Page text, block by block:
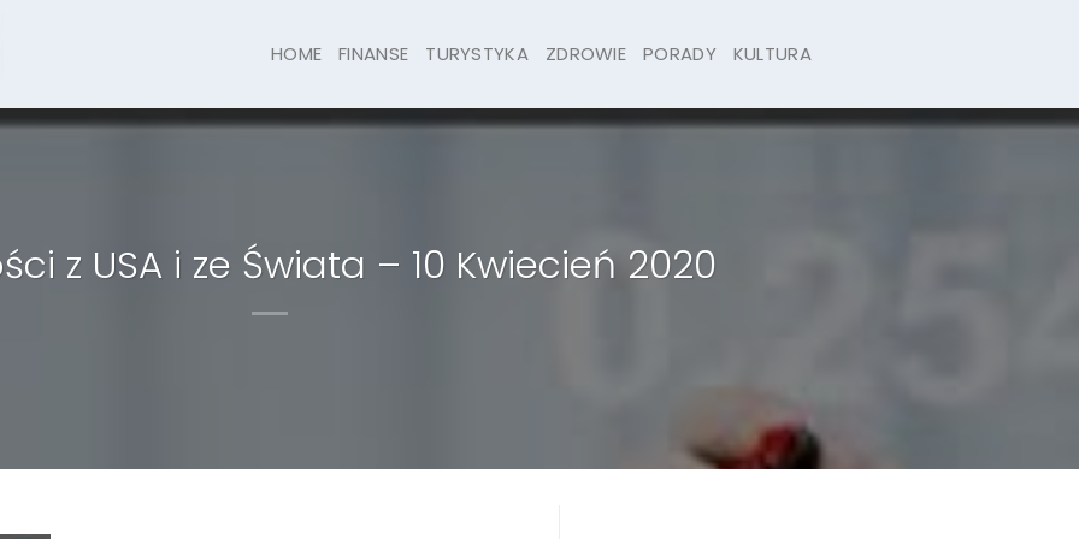
HOME FINANSE TURYSTYKA ZDROWIE PORADY KULTURA
z USA i ze Świata – 10 Kwiecień 2020